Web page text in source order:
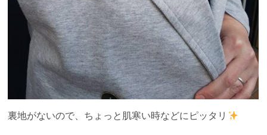
裏地がないので、ちょっと肌寒い時などにピッタリ